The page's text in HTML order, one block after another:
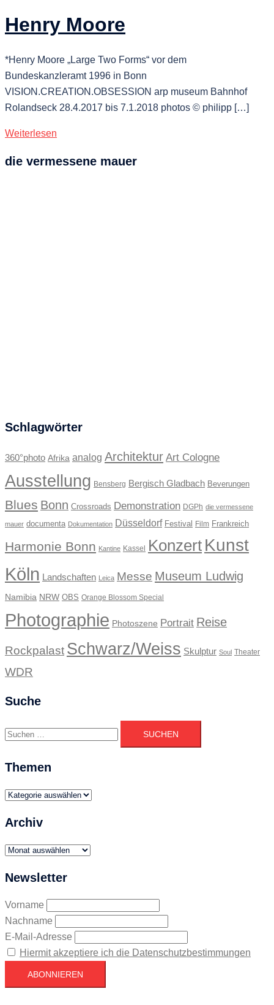
Henry Moore
*Henry Moore „Large Two Forms“ vor dem
Bundeskanzleramt 1996 in Bonn
VISION.CREATION.OBSESSION arp museum Bahnhof
Rolandseck 28.4.2017 bis 7.1.2018 photos © philipp […]
Weiterlesen
die vermessene mauer
Schlagwörter
360°photo Afrika analog Architektur Art Cologne
Ausstellung Bensberg Bergisch Gladbach Beverungen
Blues Bonn Crossroads Demonstration DGPh die vermessene
mauer documenta Dokumentation Düsseldorf Festival Film Frankreich
Harmonie Bonn Kantine Kassel Konzert Kunst
Köln Landschaften Leica Messe Museum Ludwig
Namibia NRW OBS Orange Blossom Special
Photographie Photoszene Portrait Reise
Rockpalast Schwarz/Weiss Skulptur Soul Theater
WDR
Suche
Suchen
nach:
Themen
Themen
Archiv
Archiv
Newsletter
Vorname
Nachname
E-Mail-Adresse
Hiermit akzeptiere ich die Datenschutzbestimmungen